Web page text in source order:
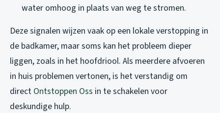
water omhoog in plaats van weg te stromen.
Deze signalen wijzen vaak op een lokale verstopping in
de badkamer, maar soms kan het probleem dieper
liggen, zoals in het hoofdriool. Als meerdere afvoeren
in huis problemen vertonen, is het verstandig om
direct Ontstoppen Oss in te schakelen voor
deskundige hulp.